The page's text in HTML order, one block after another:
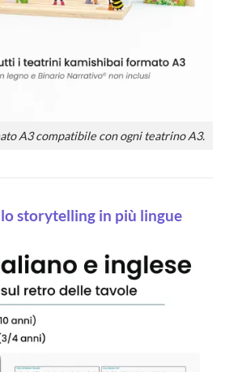
A3 compatibile con ogni teatrino A3.
storytelling in più lingue